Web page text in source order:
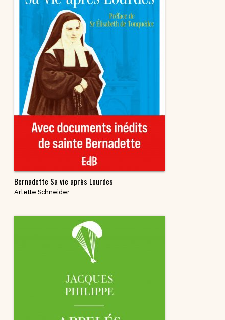
Bernadette Sa vie après Lourdes
Arlette Schneider